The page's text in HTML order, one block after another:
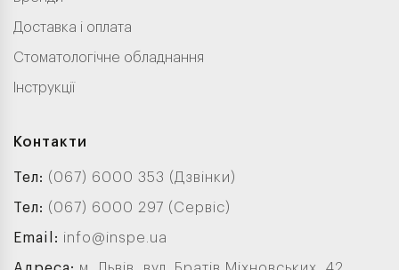
Доставка і оплата
Стоматологічне обладнання
Інструкції
Контакти
Тел: (067) 6000 353 (Дзвінки)
Тел: (067) 6000 297 (Сервіс)
Email: info@inspe.ua